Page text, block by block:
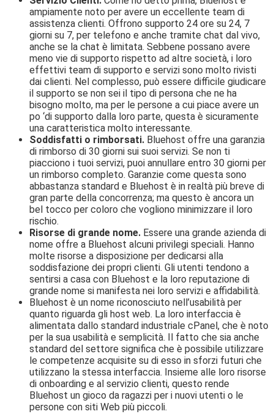
ampiamente noto per avere un eccellente team di
assistenza clienti. Offrono supporto 24 ore su 24, 7
giorni su 7, per telefono e anche tramite chat dal vivo,
anche se la chat è limitata. Sebbene possano avere
meno vie di supporto rispetto ad altre società, i loro
effettivi team di supporto e servizi sono molto rivisti
dai clienti. Nel complesso, può essere difficile giudicare
il supporto se non sei il tipo di persona che ne ha
bisogno molto, ma per le persone a cui piace avere un
po ‘di supporto dalla loro parte, questa è sicuramente
una caratteristica molto interessante.
Soddisfatti o rimborsati. Bluehost offre una garanzia
di rimborso di 30 giorni sui suoi servizi. Se non ti
piacciono i tuoi servizi, puoi annullare entro 30 giorni per
un rimborso completo. Garanzie come questa sono
abbastanza standard e Bluehost è in realtà più breve di
gran parte della concorrenza; ma questo è ancora un
bel tocco per coloro che vogliono minimizzare il loro
rischio.
Risorse di grande nome. Essere una grande azienda di
nome offre a Bluehost alcuni privilegi speciali. Hanno
molte risorse a disposizione per dedicarsi alla
soddisfazione dei propri clienti. Gli utenti tendono a
sentirsi a casa con Bluehost e la loro reputazione di
grande nome si manifesta nei loro servizi e affidabilità.
Bluehost è un nome riconosciuto nell’usabilità per
quanto riguarda gli host web. La loro interfaccia è
alimentata dallo standard industriale cPanel, che è noto
per la sua usabilità e semplicità. Il fatto che sia anche
standard del settore significa che è possibile utilizzare
le competenze acquisite su di esso in sforzi futuri che
utilizzano la stessa interfaccia. Insieme alle loro risorse
di onboarding e al servizio clienti, questo rende
Bluehost un gioco da ragazzi per i nuovi utenti o le
persone con siti Web più piccoli.